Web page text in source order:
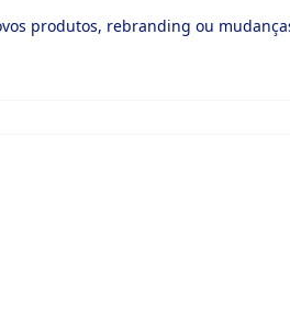
produtos, rebranding ou